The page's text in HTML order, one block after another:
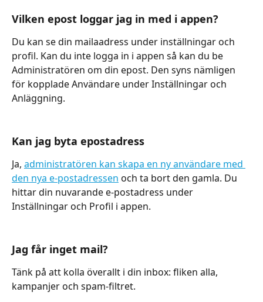
Vilken epost loggar jag in med i appen?
Du kan se din mailaadress under inställningar och
profil. Kan du inte logga in i appen så kan du be
Administratören om din epost. Den syns nämligen
för kopplade Användare under Inställningar och
Anläggning.
Kan jag byta epostadress
Ja, administratören kan skapa en ny användare med
den nya e-postadressen och ta bort den gamla. Du
hittar din nuvarande e-postadress under
Inställningar och Profil i appen.
Jag får inget mail?
Tänk på att kolla överallt i din inbox: fliken alla,
kampanjer och spam-filtret.